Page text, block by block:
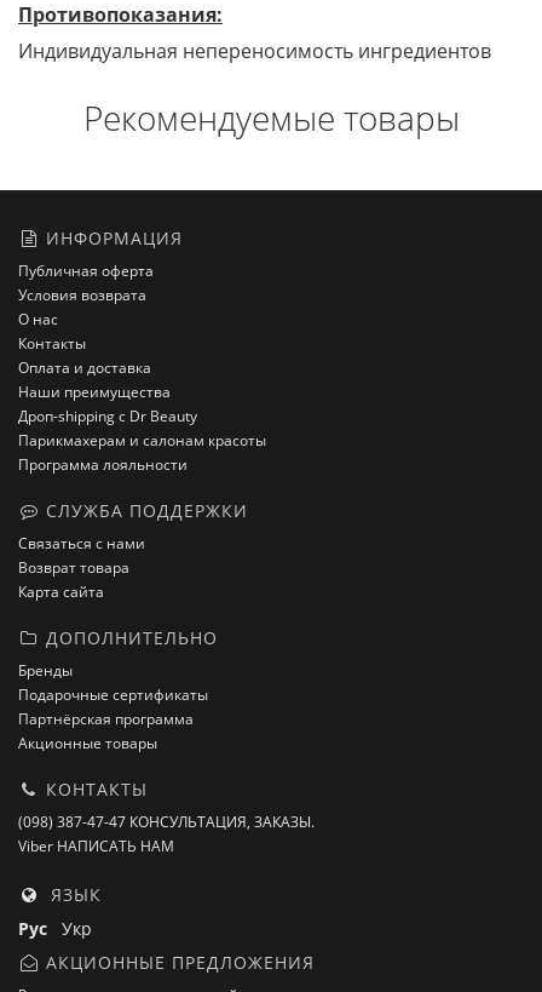
Противопоказания:
Индивидуальная непереносимость ингредиентов
Рекомендуемые товары
ИНФОРМАЦИЯ
Публичная оферта
Условия возврата
О нас
Контакты
Оплата и доставка
Наши преимущества
Дроп-shipping с Dr Beauty
Парикмахерам и салонам красоты
Программа лояльности
СЛУЖБА ПОДДЕРЖКИ
Связаться с нами
Возврат товара
Карта сайта
ДОПОЛНИТЕЛЬНО
Бренды
Подарочные сертификаты
Партнёрская программа
Акционные товары
КОНТАКТЫ
(098) 387-47-47 КОНСУЛЬТАЦИЯ, ЗАКАЗЫ.
Viber НАПИСАТЬ НАМ
ЯЗЫК
Рус Укр
АКЦИОННЫЕ ПРЕДЛОЖЕНИЯ